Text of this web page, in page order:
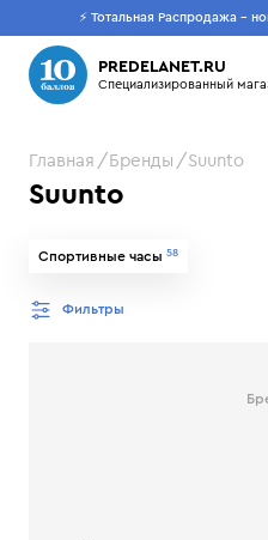
⚡ Тотальная Распродажа -
PREDELANET.RU
Специализированный
Пусто
Что будем искать?
Главная Бренды Suunto
Suunto
Спортивные часы 58
Фильтры